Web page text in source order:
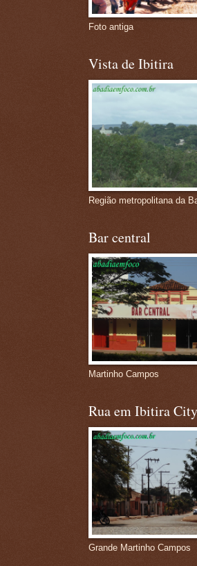
Foto antiga
Vista de Ibitira
Região metropolitana da
Bar central
Martinho Campos
Rua em Ibitira City
Grande Martinho Campos